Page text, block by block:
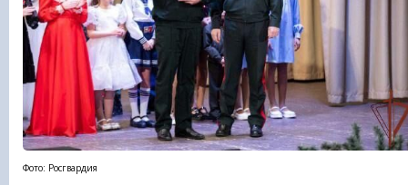
Фото: Росгвардия